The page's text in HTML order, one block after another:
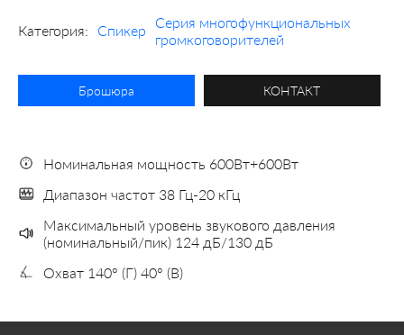
Категория: Спикер
Серия многофункциональных
громкоговорителей
Брошюра КОНТАКТ
Номинальная мощность 600Вт+600Вт
Диапазон частот 38 Гц-20 кГц
Максимальный уровень звукового давления
(номинальный/пик) 124 дБ/130 дБ
Охват 140° (Г) 40° (В)